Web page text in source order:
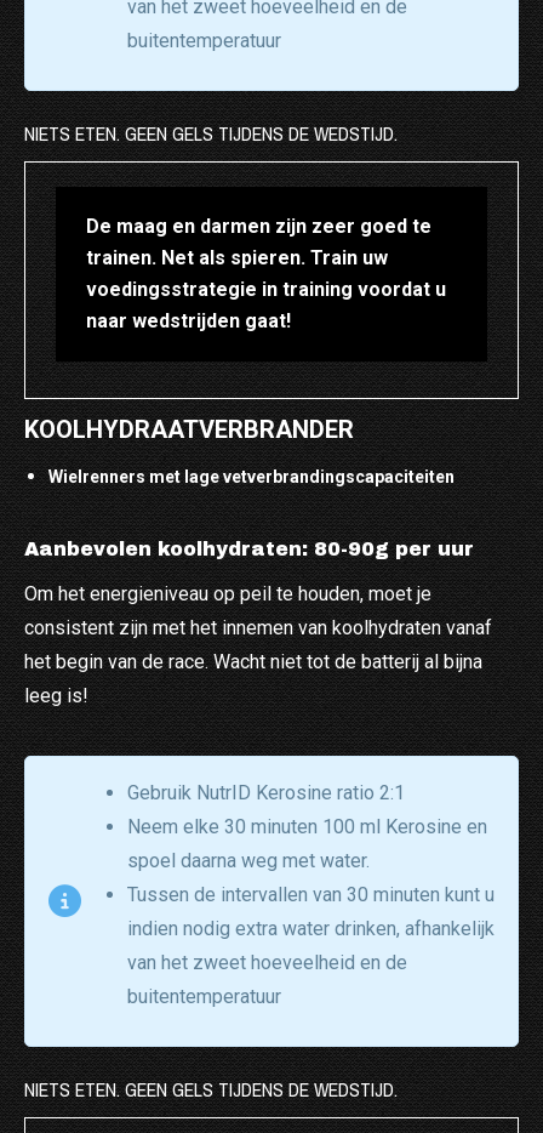
van het zweet hoeveelheid en de
buitentemperatuur
NIETS ETEN. GEEN GELS TIJDENS DE WEDSTIJD.
De maag en darmen zijn zeer goed te
trainen. Net als spieren. Train uw
voedingsstrategie in training voordat u
naar wedstrijden gaat!
KOOLHYDRAATVERBRANDER
Wielrenners met lage vetverbrandingscapaciteiten
Aanbevolen koolhydraten: 80-90g per uur
Om het energieniveau op peil te houden, moet je
consistent zijn met het innemen van koolhydraten vanaf
het begin van de race. Wacht niet tot de batterij al bijna
leeg is!
Gebruik NutrID Kerosine ratio 2:1
Neem elke 30 minuten 100 ml Kerosine en
spoel daarna weg met water.
Tussen de intervallen van 30 minuten kunt u
indien nodig extra water drinken, afhankelijk
van het zweet hoeveelheid en de
buitentemperatuur
NIETS ETEN. GEEN GELS TIJDENS DE WEDSTIJD.